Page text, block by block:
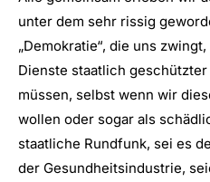
unter dem sehr rissig
„Demokratie“, die uns
Dienste staatlich
müssen, selbst wenn wir
wollen oder sogar als
staatliche Rundfunk, sei es
der Gesundheitsindustrie,